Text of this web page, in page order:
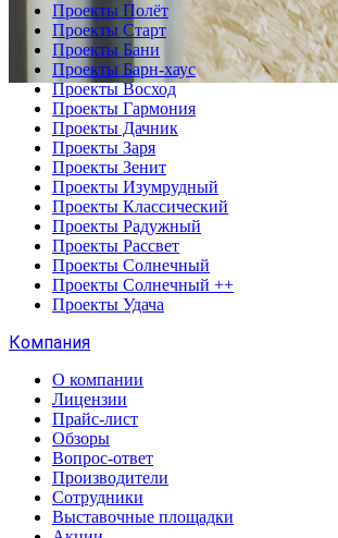
Проекты Полёт
Проекты Старт
Проекты Бани
Проекты Барн-хаус
Проекты Восход
Проекты Гармония
Проекты Дачник
Проекты Заря
Проекты Зенит
Проекты Изумрудный
Проекты Классический
Проекты Радужный
Проекты Рассвет
Проекты Солнечный
Проекты Солнечный ++
Проекты Удача
Компания
О компании
Лицензии
Прайс-лист
Обзоры
Вопрос-ответ
Производители
Сотрудники
Выставочные площадки